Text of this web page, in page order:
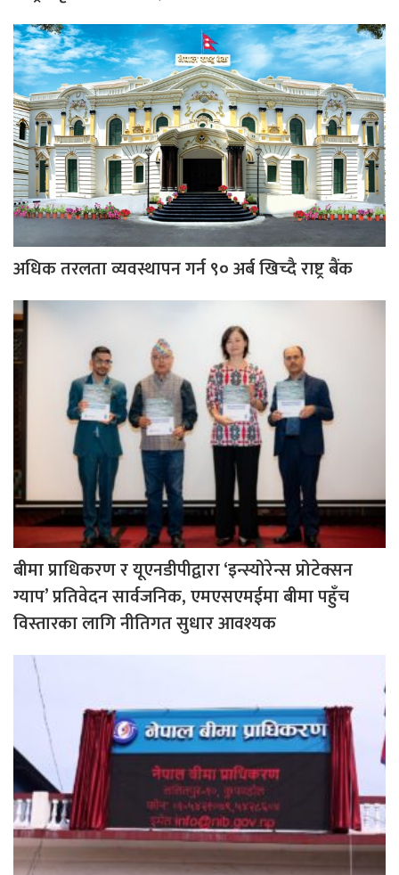
अधिक तरलता व्यवस्थापन गर्न ९० अर्ब खिच्दै राष्ट्र बैंक
बीमा प्राधिकरण र यूएनडीपीद्वारा ‘इन्स्योरेन्स प्रोटेक्सन
ग्याप’ प्रतिवेदन सार्वजनिक, एमएसएमईमा बीमा पहुँच
विस्तारका लागि नीतिगत सुधार आवश्यक